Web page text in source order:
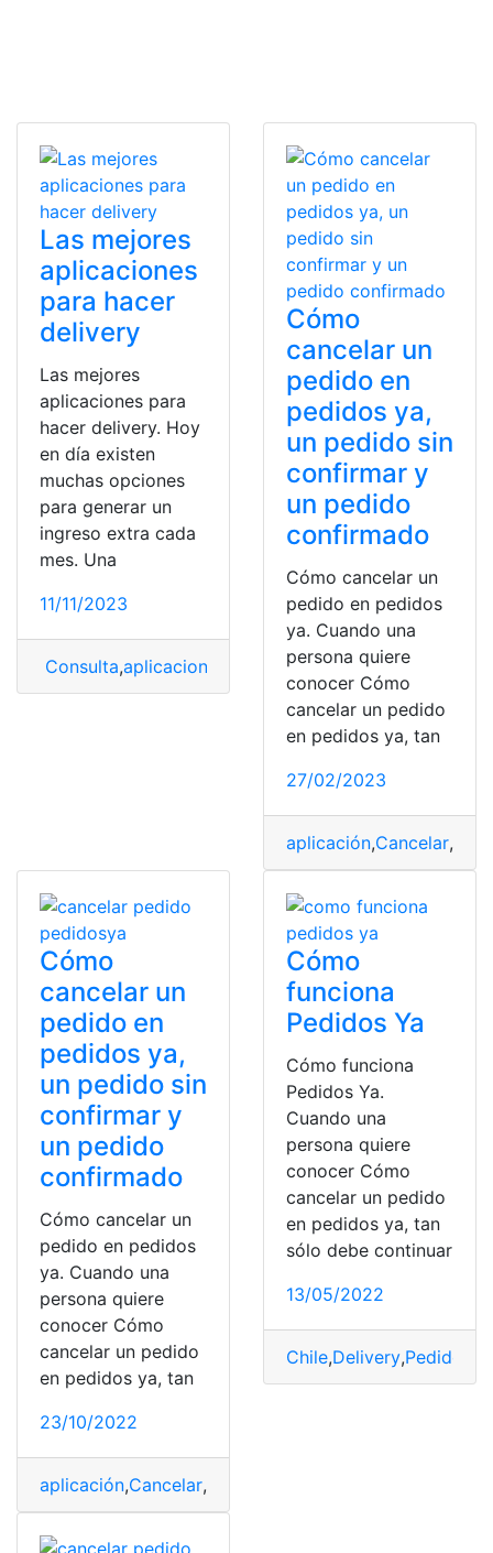
Las mejores
aplicaciones
para hacer
delivery
Las mejores
aplicaciones para
hacer delivery. Hoy
en día existen
muchas opciones
para generar un
ingreso extra cada
mes. Una
11/11/2023
Consulta,aplicaciones Delivery,Mejores
Cómo
cancelar un
pedido en
pedidos ya,
un pedido sin
confirmar y
un pedido
confirmado
Cómo cancelar un
pedido en pedidos
ya. Cuando una
persona quiere
conocer Cómo
cancelar un pedido
en pedidos ya, tan
27/02/2023
aplicación,Cancelar,
Cómo
cancelar un
pedido en
pedidos ya,
un pedido sin
confirmar y
un pedido
confirmado
Cómo cancelar un
pedido en pedidos
ya. Cuando una
persona quiere
conocer Cómo
cancelar un pedido
en pedidos ya, tan
23/10/2022
aplicación,Cancelar,
Cómo
funciona
Pedidos Ya
Cómo funciona
Pedidos Ya.
Cuando una
persona quiere
conocer Cómo
cancelar un pedido
en pedidos ya, tan
sólo debe continuar
13/05/2022
Chile,Delivery,PedidosYa